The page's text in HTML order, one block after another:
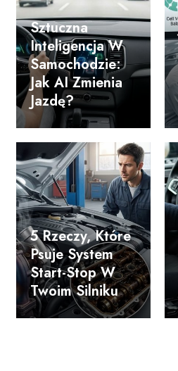
Sztuczna
Inteligencja W
Samochodzie:
Jak AI Zmienia
Jazdę?
5 Rzeczy, Które
Psuje System
Start-Stop W
Twoim Silniku